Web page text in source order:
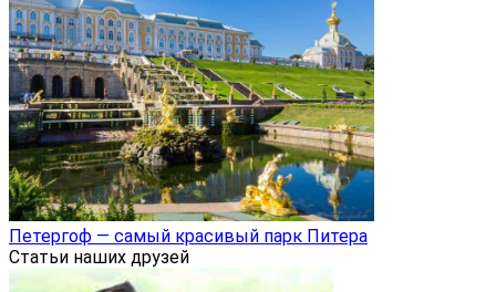
Петергоф — самый красивый парк Питера
Статьи наших друзей